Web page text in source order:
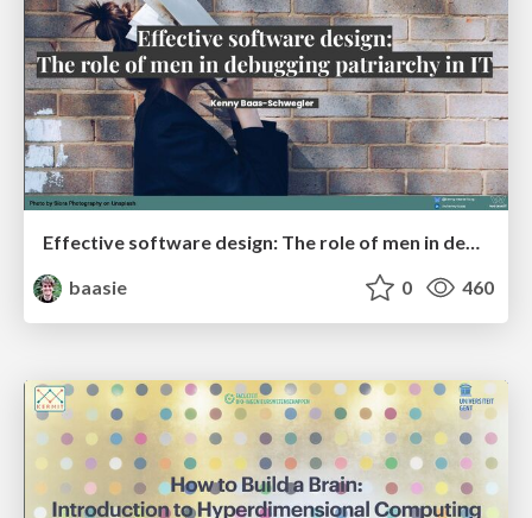
Effective software design: The role of men in debugging patriarchy in IT @ Voxxed Days AMS
baasie
0 460